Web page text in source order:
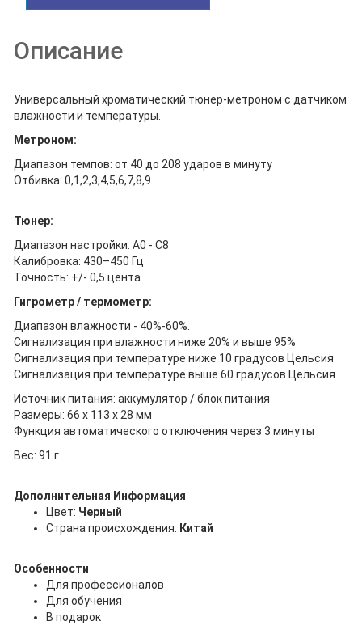
Описание
Универсальный хроматический тюнер-метроном с датчиком
влажности и температуры.
Метроном:
Диапазон темпов: от 40 до 208 ударов в минуту
Отбивка: 0,1,2,3,4,5,6,7,8,9
Тюнер:
Диапазон настройки: A0 - C8
Калибровка: 430–450 Гц
Точность: +/- 0,5 цента
Гигрометр / термометр:
Диапазон влажности - 40%-60%.
Сигнализация при влажности ниже 20% и выше 95%
Сигнализация при температуре ниже 10 градусов Цельсия
Сигнализация при температуре выше 60 градусов Цельсия
Источник питания: аккумулятор / блок питания
Размеры: 66 х 113 х 28 мм
Функция автоматического отключения через 3 минуты
Вес: 91 г
Дополнительная Информация
Цвет: Черный
Страна происхождения: Китай
Особенности
Для профессионалов
Для обучения
В подарок